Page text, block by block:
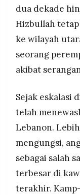
dua dekade
Hizbullah
ke wilayah
seorang
akibat
Sejak eskalasi
telah
Lebanon.
mengungsi,
sebagai salah
terbesar di
terakhir.